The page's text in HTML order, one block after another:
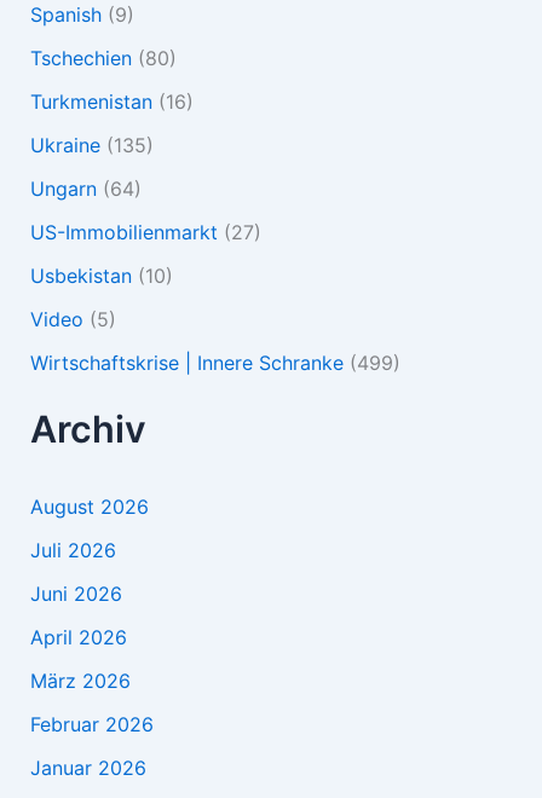
Spanish(9)
Tschechien(80)
Turkmenistan(16)
Ukraine(135)
Ungarn(64)
US-Immobilienmarkt (27)
Usbekistan(10)
Video (5)
Wirtschaftskrise | Innere Schranke(499)
Archiv
August 2026
Juli 2026
Juni 2026
April 2026
März 2026
Februar 2026
Januar 2026